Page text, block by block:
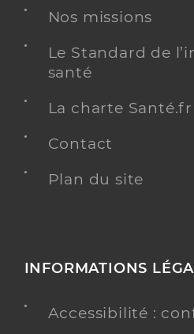
Nos missions
Le Standard de
santé
La charte
Contact
Plan du site
INFORMATIONS
Accessibilité :